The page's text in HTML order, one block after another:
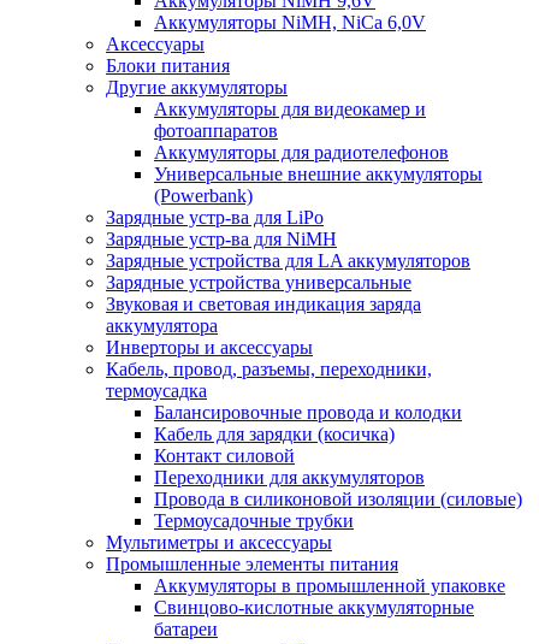
Аккумуляторы NiMH, NiCa 6,0V
Аксессуары
Блоки питания
Другие аккумуляторы
Аккумуляторы для видеокамер и
фотоаппаратов
Аккумуляторы для радиотелефонов
Универсальные внешние аккумуляторы
(Powerbank)
Зарядные устр-ва для LiPo
Зарядные устр-ва для NiMH
Зарядные устройства для LA аккумуляторов
Зарядные устройства универсальные
Звуковая и световая индикация заряда
аккумулятора
Инверторы и аксессуары
Кабель, провод, разъемы, переходники,
термоусадка
Балансировочные провода и колодки
Кабель для зарядки (косичка)
Контакт силовой
Переходники для аккумуляторов
Провода в силиконовой изоляции (силовые)
Термоусадочные трубки
Мультиметры и аксессуары
Промышленные элементы питания
Аккумуляторы в промышленной упаковке
Свинцово-кислотные аккумуляторные
батареи